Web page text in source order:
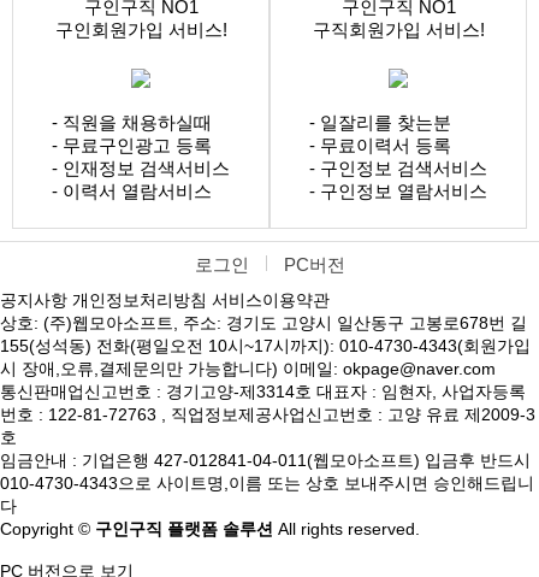
구인구직 NO1
구인회원가입 서비스!
- 직원을 채용하실때
- 무료구인광고 등록
- 인재정보 검색서비스
- 이력서 열람서비스
구인구직 NO1
구직회원가입 서비스!
- 일잘리를 찾는분
- 무료이력서 등록
- 구인정보 검색서비스
- 구인정보 열람서비스
로그인 PC버전
공지사항 개인정보처리방침 서비스이용약관
상호: (주)웹모아소프트, 주소: 경기도 고양시 일산동구 고봉로678번 길
155(성석동) 전화(평일오전 10시~17시까지): 010-4730-4343(회원가입
시 장애,오류,결제문의만 가능합니다) 이메일: okpage@naver.com
통신판매업신고번호 : 경기고양-제3314호 대표자 : 임현자, 사업자등록
번호 : 122-81-72763 , 직업정보제공사업신고번호 : 고양 유료 제2009-3
호
임금안내 : 기업은행 427-012841-04-011(웹모아소프트) 입금후 반드시
010-4730-4343으로 사이트명,이름 또는 상호 보내주시면 승인해드립니
다
Copyright © 구인구직 플랫폼 솔루션 All rights reserved.
PC 버전으로 보기